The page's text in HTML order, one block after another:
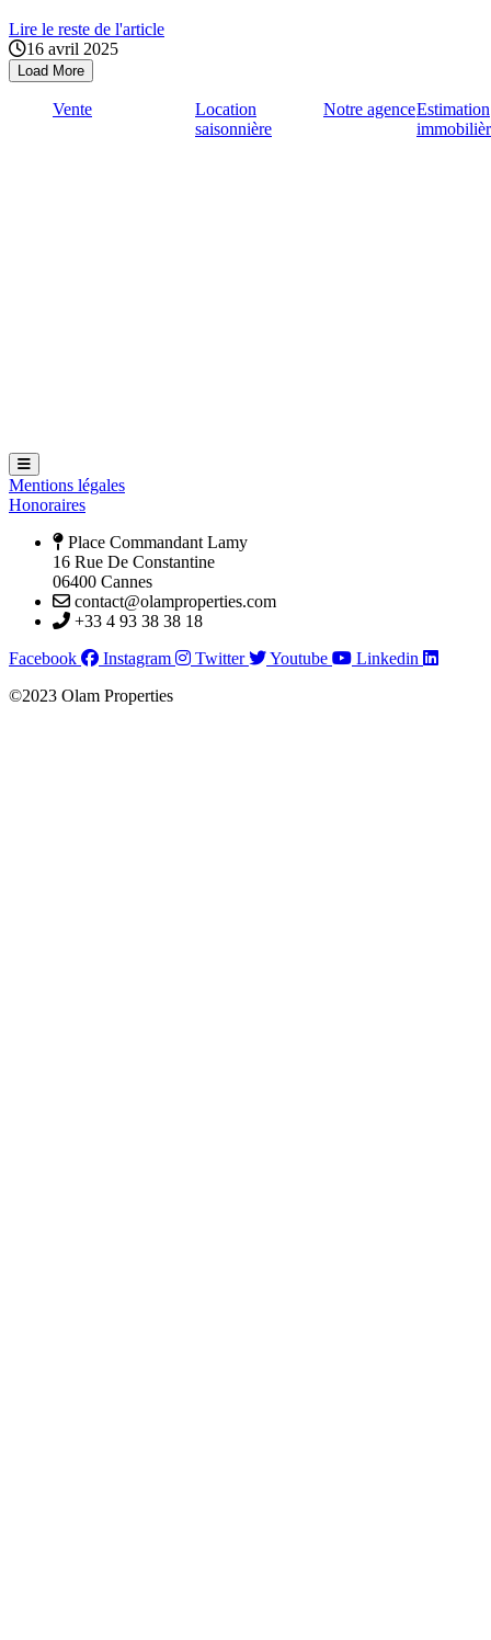
Lire le reste de l'article
16 avril 2025
Load More
Vente
Location
saisonnière
Notre agenceEstimation
Hamburger Toggle Menu
Mentions légales
Honoraires
Place Commandant Lamy
16 Rue De Constantine
06400 Cannes
contact@olamproperties.com
+33 4 93 38 38 18
Facebook
Instagram Twitter Youtube
Linkedin
©2023 Olam Properties